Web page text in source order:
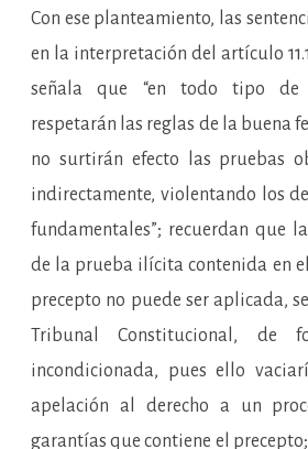
Con ese planteamiento, las
en la interpretación del artículo
señala que “en todo tipo de
respetarán las reglas de la buena
no surtirán efecto las pruebas
indirectamente, violentando los
fundamentales”; recuerdan que
de la prueba ilícita contenida en
precepto no puede ser aplicada,
Tribunal Constitucional, de
incondicionada, pues ello
apelación al derecho a un
garantías que contiene el